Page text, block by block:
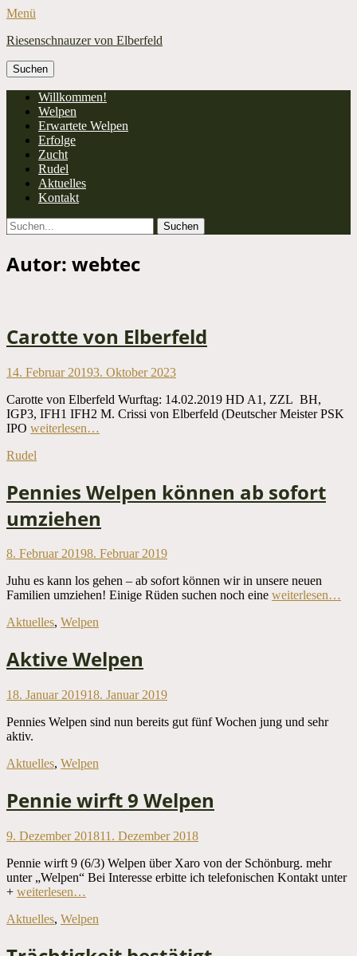
Menü
Riesenschnauzer von Elberfeld
Suchen
nach:
Primäres
Menü
Zum
Inhalt
springen
Willkommen!
Welpen
Erwartete Welpen
Erfolge
Zucht
Rudel
Aktuelles
Kontakt
Suchen
Suchen
nach:
Autor: webtec
Carotte von Elberfeld
Veröffentlicht
14. Februar 20193. Oktober 2023
Carotte von Elberfeld Wurftag: 14.02.2019 HD A1, ZZL BH,
IGP3, IFH1 IFH2 M. Crissi von Elberfeld (Deutscher Meister PSK
IPO weiterlesen…
Kategorien
Rudel
Pennies Welpen können ab sofort
umziehen
Veröffentlicht
8. Februar 20198. Februar 2019
Juhu es kann los gehen – ab sofort können wir in unsere neuen
Familien umziehen! Einige Rüden suchen noch eine weiterlesen…
Kategorien
Aktuelles, Welpen
Aktive Welpen
Veröffentlicht
18. Januar 201918. Januar 2019
Pennies Welpen sind nun bereits gut fünf Wochen jung und sehr
aktiv.
Kategorien
Aktuelles, Welpen
Pennie wirft 9 Welpen
Veröffentlicht
9. Dezember 201811. Dezember 2018
Pennie wirft 9 (6/3) Welpen über Xaro von der Schönburg. mehr
unter „Welpen“ Bei Interesse erbitte ich telefonischen Kontakt unter
+ weiterlesen…
Kategorien
Aktuelles, Welpen